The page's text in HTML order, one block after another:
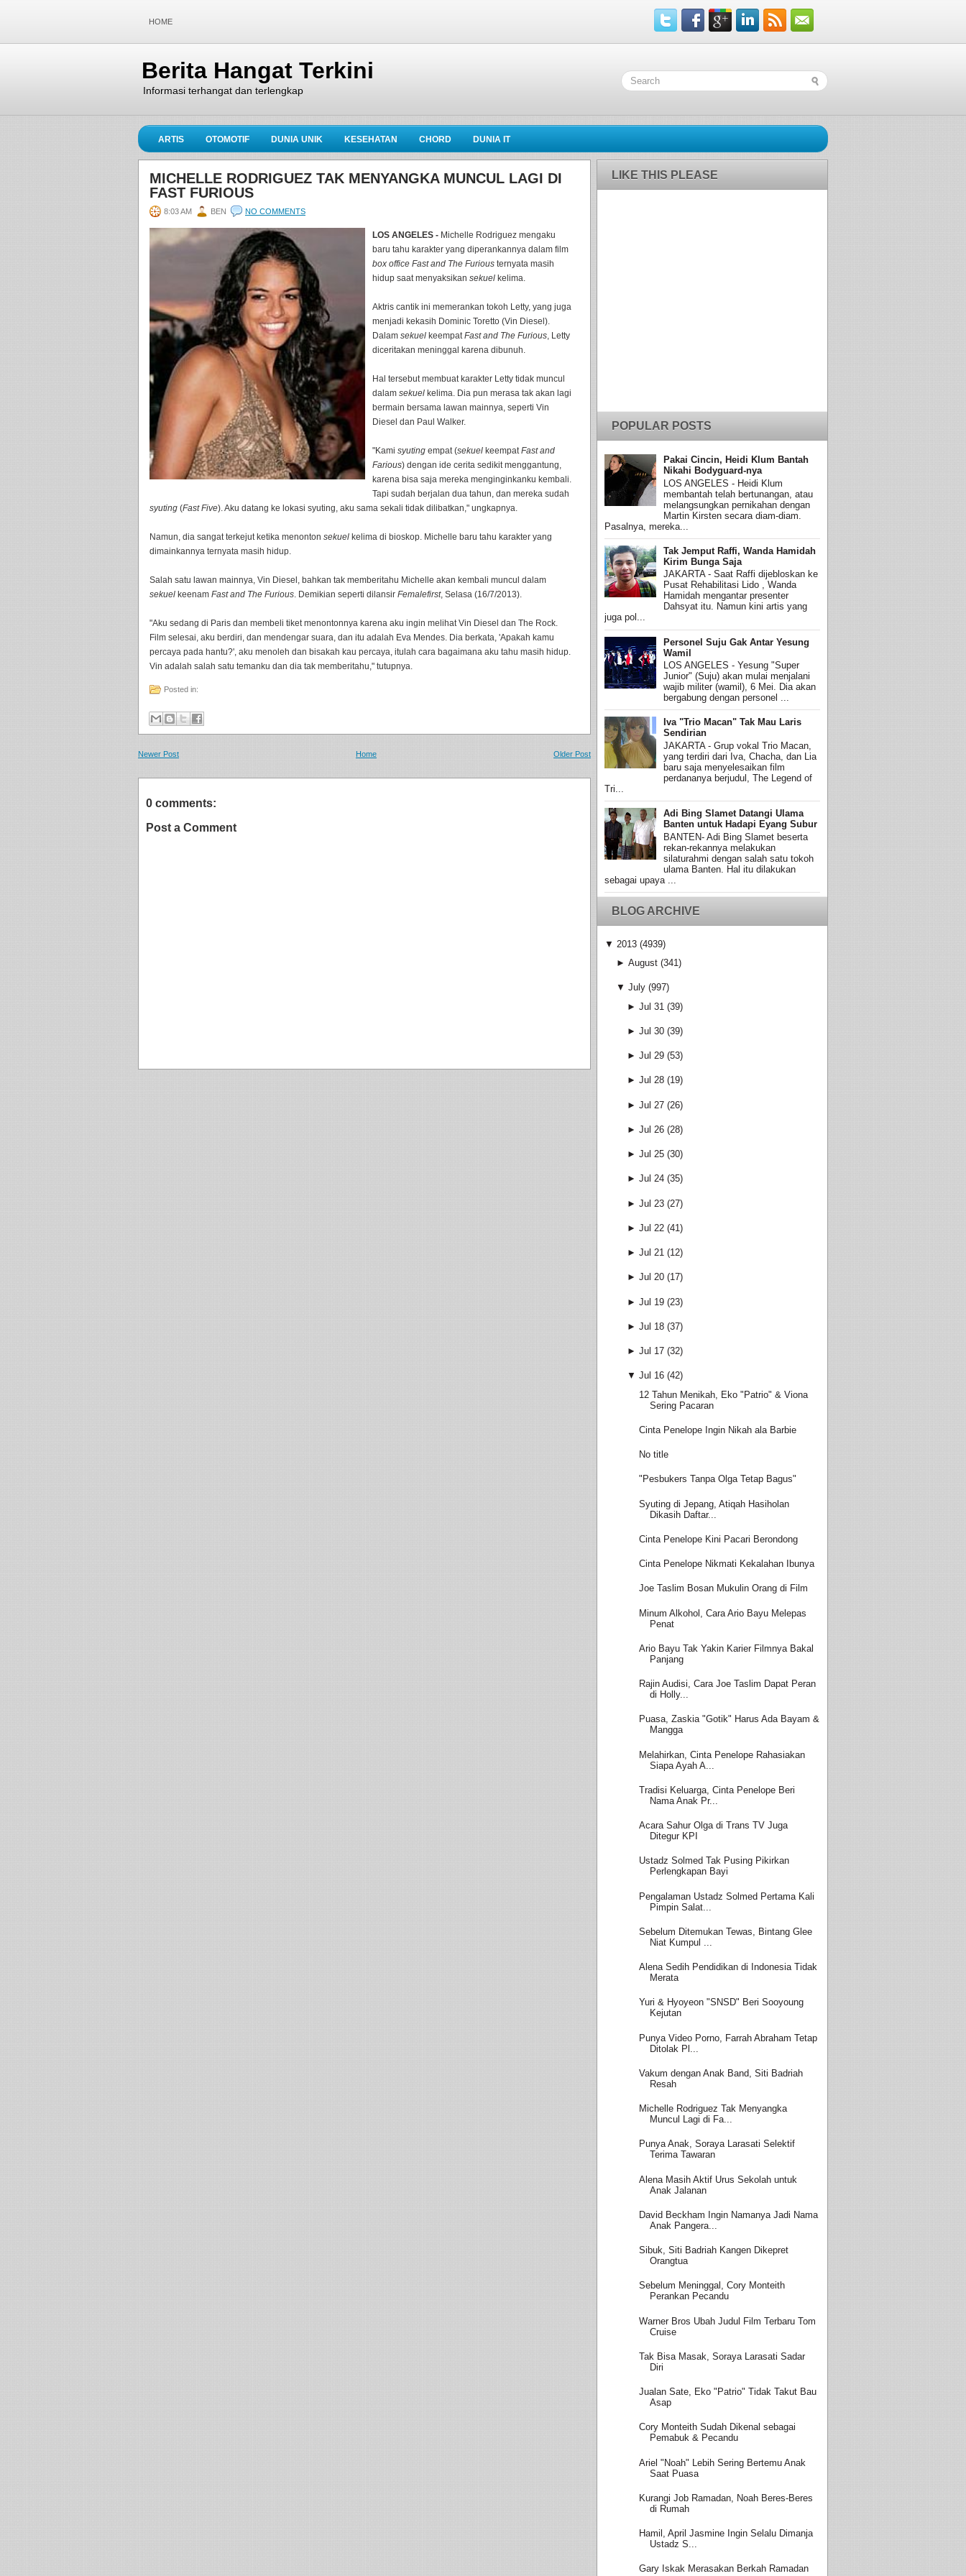
HOME
Berita Hangat Terkini
Informasi terhangat dan terlengkap
ARTIS OTOMOTIF DUNIA UNIK KESEHATAN CHORD DUNIA IT
MICHELLE RODRIGUEZ TAK MENYANGKA MUNCUL LAGI DI
FAST FURIOUS
8:03 AM BEN NO COMMENTS
LOS ANGELES - Michelle Rodriguez mengaku
baru tahu karakter yang diperankannya dalam film
box office Fast and The Furious ternyata masih
hidup saat menyaksikan sekuel kelima.
Aktris cantik ini memerankan tokoh Letty, yang juga
menjadi kekasih Dominic Toretto (Vin Diesel).
Dalam sekuel keempatFast and The Furious, Letty
diceritakan meninggal karena dibunuh.
Hal tersebut membuat karakter Letty tidak muncul
dalam sekuel kelima. Dia pun merasa tak akan lagi
bermain bersama lawan mainnya, seperti Vin
Diesel dan Paul Walker.
"Kami syuting empat (sekuel keempatFast and
Farious) dengan ide cerita sedikit menggantung,
karena bisa saja mereka menginginkanku kembali.
Tapi sudah berjalan dua tahun, dan mereka sudah
syuting (Fast Five). Aku datang ke lokasi syuting, aku sama sekali tidak dilibatkan," ungkapnya.
Namun, dia sangat terkejut ketika menonton sekuel kelima di bioskop. Michelle baru tahu karakter yang
dimainkannya ternyata masih hidup.
Salah satu lawan mainnya, Vin Diesel, bahkan tak memberitahu Michelle akan kembali muncul dalam
sekuel keenam Fast and The Furious. Demikian seperti dilansir Femalefirst, Selasa (16/7/2013).
"Aku sedang di Paris dan membeli tiket menontonnya karena aku ingin melihat Vin Diesel dan The Rock.
Film selesai, aku berdiri, dan mendengar suara, dan itu adalah Eva Mendes. Dia berkata, 'Apakah kamu
percaya pada hantu?', aku menoleh dan bisakah kau percaya, itulah cara bagaimana aku tahu masih hidup.
Vin adalah salah satu temanku dan dia tak memberitahu," tutupnya.
Posted in:
Newer Post Older Post
Home
0 comments:
Post a Comment
LIKE THIS PLEASE
POPULAR POSTS
Pakai Cincin, Heidi Klum Bantah
Nikahi Bodyguard-nya
LOS ANGELES - Heidi Klum
membantah telah bertunangan, atau
melangsungkan pernikahan dengan
Martin Kirsten secara diam-diam.
Pasalnya, mereka...
Tak Jemput Raffi, Wanda Hamidah
Kirim Bunga Saja
JAKARTA - Saat Raffi dijebloskan ke
Pusat Rehabilitasi Lido , Wanda
Hamidah mengantar presenter
Dahsyat itu. Namun kini artis yang
juga pol...
Personel Suju Gak Antar Yesung
Wamil
LOS ANGELES - Yesung "Super
Junior" (Suju) akan mulai menjalani
wajib militer (wamil), 6 Mei. Dia akan
bergabung dengan personel ...
Iva "Trio Macan" Tak Mau Laris
Sendirian
JAKARTA - Grup vokal Trio Macan,
yang terdiri dari Iva, Chacha, dan Lia
baru saja menyelesaikan film
perdananya berjudul, The Legend of
Tri...
Adi Bing Slamet Datangi Ulama
Banten untuk Hadapi Eyang Subur
BANTEN- Adi Bing Slamet beserta
rekan-rekannya melakukan
silaturahmi dengan salah satu tokoh
ulama Banten. Hal itu dilakukan
sebagai upaya ...
BLOG ARCHIVE
▼ 2013 (4939)
► August (341)
▼ July (997)
►Jul 31 (39)
►Jul 30 (39)
►Jul 29 (53)
►Jul 28 (19)
►Jul 27 (26)
►Jul 26 (28)
►Jul 25 (30)
►Jul 24 (35)
►Jul 23 (27)
►Jul 22 (41)
►Jul 21 (12)
►Jul 20 (17)
►Jul 19 (23)
►Jul 18 (37)
►Jul 17 (32)
▼Jul 16 (42)
12 Tahun Menikah, Eko "Patrio" & Viona
Sering Pacaran
Cinta Penelope Ingin Nikah ala Barbie
No title
"Pesbukers Tanpa Olga Tetap Bagus"
Syuting di Jepang, Atiqah Hasiholan
Dikasih Daftar...
Cinta Penelope Kini Pacari Berondong
Cinta Penelope Nikmati Kekalahan Ibunya
Joe Taslim Bosan Mukulin Orang di Film
Minum Alkohol, Cara Ario Bayu Melepas
Penat
Ario Bayu Tak Yakin Karier Filmnya Bakal
Panjang
Rajin Audisi, Cara Joe Taslim Dapat Peran
di Holly...
Puasa, Zaskia "Gotik" Harus Ada Bayam &
Mangga
Melahirkan, Cinta Penelope Rahasiakan
Siapa Ayah A...
Tradisi Keluarga, Cinta Penelope Beri
Nama Anak Pr...
Acara Sahur Olga di Trans TV Juga
Ditegur KPI
Ustadz Solmed Tak Pusing Pikirkan
Perlengkapan Bayi
Pengalaman Ustadz Solmed Pertama Kali
Pimpin Salat...
Sebelum Ditemukan Tewas, Bintang Glee
Niat Kumpul ...
Alena Sedih Pendidikan di Indonesia Tidak
Merata
Yuri & Hyoyeon "SNSD" Beri Sooyoung
Kejutan
Punya Video Porno, Farrah Abraham Tetap
Ditolak Pl...
Vakum dengan Anak Band, Siti Badriah
Resah
Michelle Rodriguez Tak Menyangka
Muncul Lagi di Fa...
Punya Anak, Soraya Larasati Selektif
Terima Tawaran
Alena Masih Aktif Urus Sekolah untuk
Anak Jalanan
David Beckham Ingin Namanya Jadi Nama
Anak Pangera...
Sibuk, Siti Badriah Kangen Dikepret
Orangtua
Sebelum Meninggal, Cory Monteith
Perankan Pecandu
Warner Bros Ubah Judul Film Terbaru Tom
Cruise
Tak Bisa Masak, Soraya Larasati Sadar
Diri
Jualan Sate, Eko "Patrio" Tidak Takut Bau
Asap
Cory Monteith Sudah Dikenal sebagai
Pemabuk & Pecandu
Ariel "Noah" Lebih Sering Bertemu Anak
Saat Puasa
Kurangi Job Ramadan, Noah Beres-Beres
di Rumah
Hamil, April Jasmine Ingin Selalu Dimanja
Ustadz S...
Gary Iskak Merasakan Berkah Ramadan